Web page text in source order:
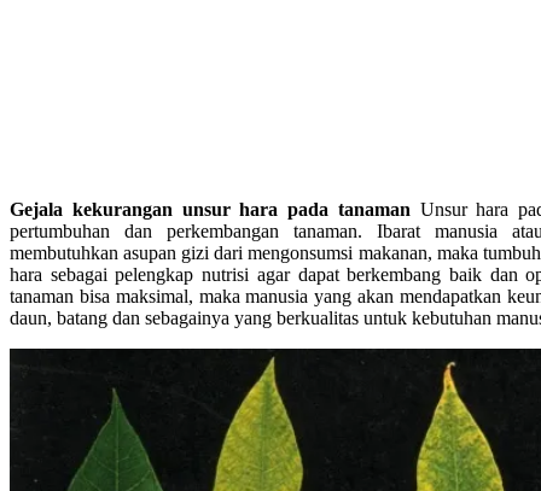
Gejala kekurangan unsur hara pada tanaman Unsur hara
pertumbuhan dan perkembangan tanaman. Ibarat manusia
membutuhkan asupan gizi dari mengonsumsi makanan, maka
hara sebagai pelengkap nutrisi agar dapat berkembang baik dan
tanaman bisa maksimal, maka manusia yang akan mendapatkan
daun, batang dan sebagainya yang berkualitas untuk kebutuhan